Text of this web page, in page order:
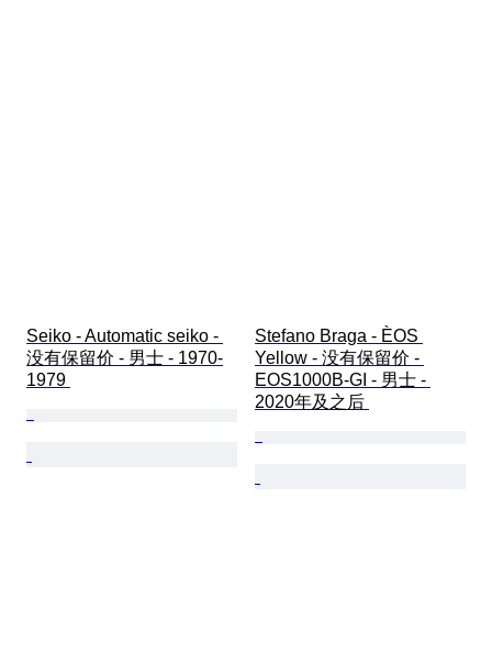
Seiko - Automatic seiko -
没有保留价 - 男士 - 1970-
1979
Stefano Braga - ÈOS
Yellow - 没有保留价 -
EOS1000B-GI - 男士 -
2020年及之后